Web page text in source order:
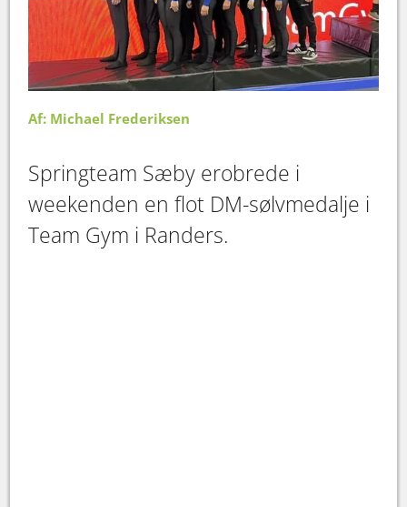
Af: Michael Frederiksen
Springteam Sæby erobrede i
weekenden en flot DM-sølvmedalje i
Team Gym i Randers.